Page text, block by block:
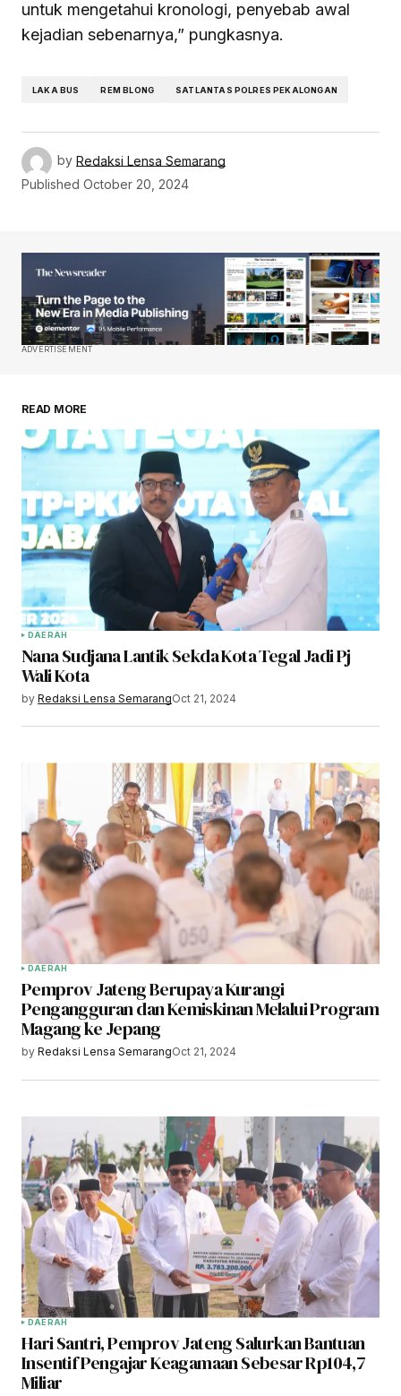
untuk mengetahui kronologi, penyebab awal
kejadian sebenarnya,” pungkasnya.
LAKA BUS REM BLONG SATLANTAS POLRES PEKALONGAN
by Redaksi Lensa Semarang
Published October 20, 2024
ADVERTISEMENT
READ MORE
DAERAH
Nana Sudjana Lantik Sekda Kota Tegal Jadi Pj
Wali Kota
by Redaksi Lensa SemarangOct 21, 2024
DAERAH
Pemprov Jateng Berupaya Kurangi
Pengangguran dan Kemiskinan Melalui Program
Magang ke Jepang
by Redaksi Lensa SemarangOct 21, 2024
DAERAH
Hari Santri, Pemprov Jateng Salurkan Bantuan
Insentif Pengajar Keagamaan Sebesar Rp104,7
Miliar